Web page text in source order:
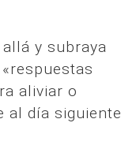
y subraya
aliviar o
al día siguiente